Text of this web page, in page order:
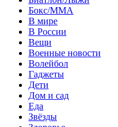
Бокс/MMA
В мире
В России
Вещи
Военные новости
Волейбол
Гаджеты
Дети
Дом и сад
Еда
Звёзды